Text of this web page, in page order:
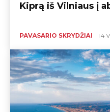
Kiprą iš Vilniaus į
PAVASARIO SKRYDŽIAI 14